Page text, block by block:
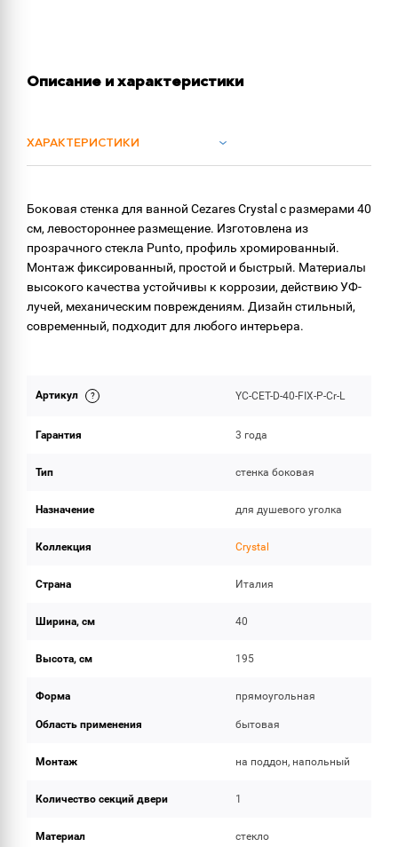
Описание и характеристики
ХАРАКТЕРИСТИКИ
Боковая стенка для ванной Cezares Crystal с размерами 40
см, левостороннее размещение. Изготовлена из
прозрачного стекла Punto, профиль хромированный.
Монтаж фиксированный, простой и быстрый. Материалы
высокого качества устойчивы к коррозии, действию УФ-
лучей, механическим повреждениям. Дизайн стильный,
современный, подходит для любого интерьера.
Артикул YC-CET-D-40-FIX-P-Cr-L
Гарантия 3 года
Тип стенка боковая
Назначение для душевого уголка
Коллекция Crystal
Страна Италия
Ширина, см 40
Высота, см 195
Форма прямоугольная
Область применения бытовая
Монтаж на поддон, напольный
Количество секций двери 1
Материал стекло